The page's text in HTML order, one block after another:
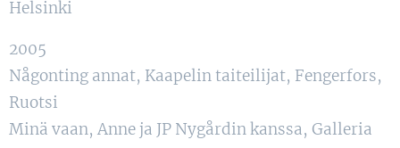
Helsinki
2005
Någonting annat, Kaapelin taiteilijat, Fengerfors,
Ruotsi
Minä vaan, Anne ja JP Nygårdin kanssa, Galleria